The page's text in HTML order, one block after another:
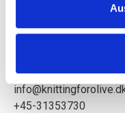
Knitting for Olive ApS
CVR: 39685000
Godthåbsvej 55, 2000
+45-31353730